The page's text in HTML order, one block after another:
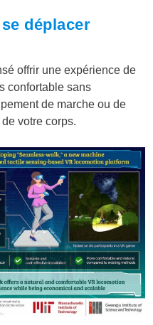
déplacer
offrir une expérience de
confortable sans
de marche ou de
votre corps.